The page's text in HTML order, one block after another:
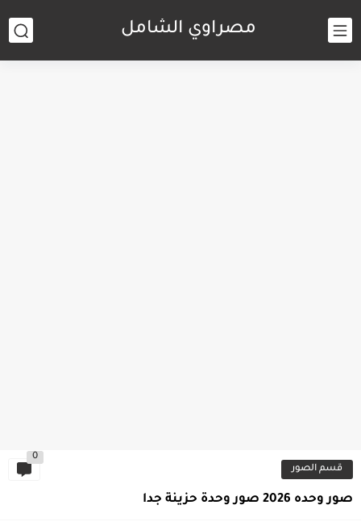
مصراوي الشامل
قسم الصور
0
صور وحده 2026 صور وحدة حزينة جدا